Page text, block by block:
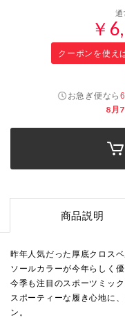
￥
クーポンを使え
お急ぎ便なら
8月
商品説明
昨年人気だった厚底クロス
ソールカラーが今年らしく
今季も注目のスポーツミック
スポーティーな履き心地に
ン。